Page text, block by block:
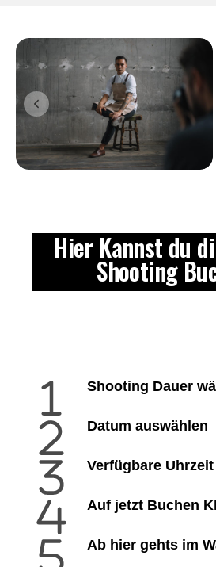
Hier Kannst du
Shooting
Shooting Dauer
Datum auswählen
Verfügbare
Auf jetzt Buchen
Ab hier gehts im